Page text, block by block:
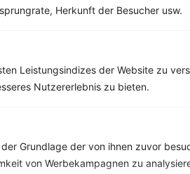
Herkunft der Besucher usw.
Leistungsindizes der Website zu
Nutzererlebnis zu bieten.
Grundlage der von ihnen zuvor
von Werbekampagnen zu
›
Kalorien:258 kcal
3 g